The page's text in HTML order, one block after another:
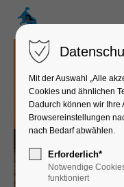
News zum Schwimmen,
Freizeitaktivitäten
Infos, Tipps &
Mit der Auswahl „Alle
Cookies und ähnlichen
Dadurch können wir Ihre
Browsereinstellungen
nach Bedarf abwählen.
Erforderlich*
Notwendige
funktioniert